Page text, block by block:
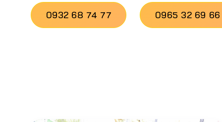
0932 68 74 77 0965 32 69 66